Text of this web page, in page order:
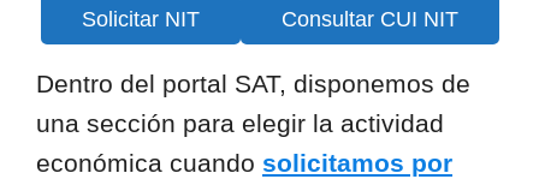
Solicitar NIT Consultar CUI NIT
Dentro del portal SAT, disponemos de
una sección para elegir la actividad
económica cuando solicitamos por